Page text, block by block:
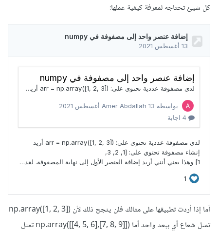
كل شيئ تحتاجه لمعرفة كيفية عملها:
أما إذا أردت تطبيقها على مثالك فلن ينجح ذلك لأن np.array([1, 2, 3])
تمثل شعاع أي ببعد واحد أما np.array([[4, 5, 6],[7, 8, 9]]) تمثل